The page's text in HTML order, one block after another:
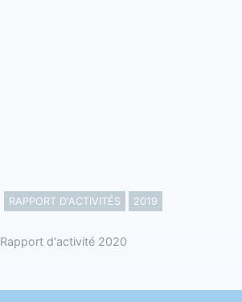
RAPPORT D'ACTIVITÉS 2019
Rapport d'activité 2020